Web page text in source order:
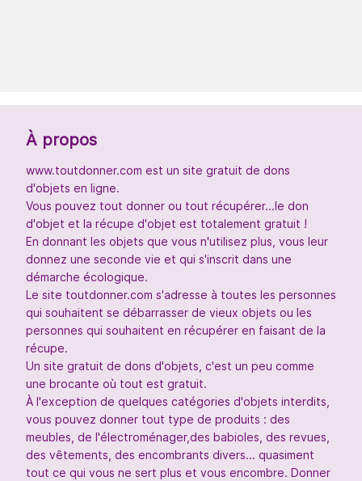
À propos
www.toutdonner.com est un site gratuit de dons
d'objets en ligne.
Vous pouvez tout donner ou tout récupérer...le don
d'objet et la récupe d'objet est totalement gratuit !
En donnant les objets que vous n'utilisez plus, vous leur
donnez une seconde vie et qui s'inscrit dans une
démarche écologique.
Le site toutdonner.com s'adresse à toutes les personnes
qui souhaitent se débarrasser de vieux objets ou les
personnes qui souhaitent en récupérer en faisant de la
récupe.
Un site gratuit de dons d'objets, c'est un peu comme
une brocante où tout est gratuit.
À l'exception de quelques catégories d'objets interdits,
vous pouvez donner tout type de produits : des
meubles, de l'électroménager,des babioles, des revues,
des vêtements, des encombrants divers... quasiment
tout ce qui vous ne sert plus et vous encombre. Donner